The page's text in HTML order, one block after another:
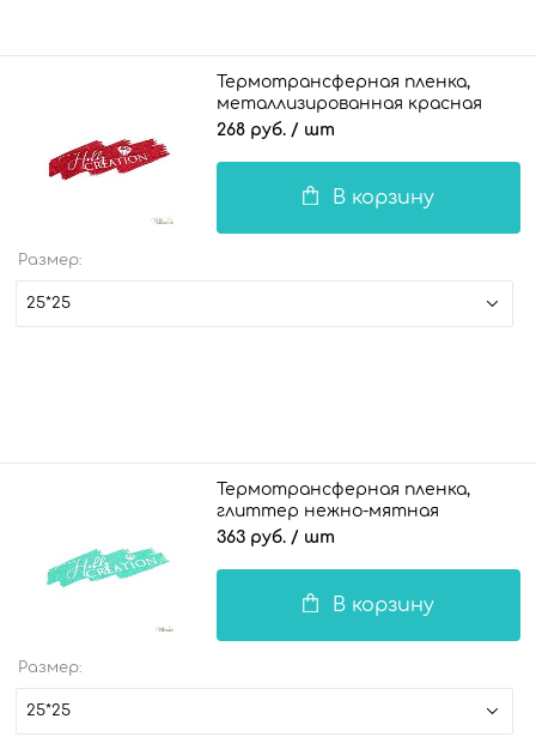
Термотрансферная пленка,
металлизированная красная
268 руб. / шт
В корзину
Размер:
25*25
Термотрансферная пленка,
глиттер нежно-мятная
363 руб. / шт
В корзину
Размер:
25*25